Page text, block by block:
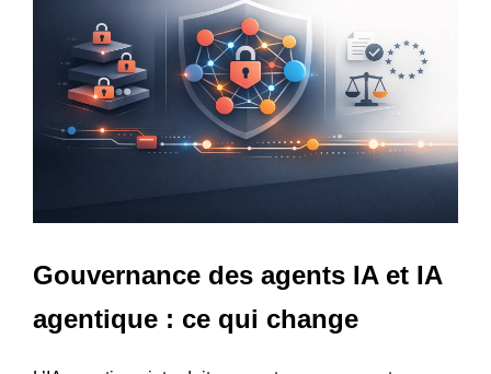
Gouvernance des agents IA et IA
agentique : ce qui change